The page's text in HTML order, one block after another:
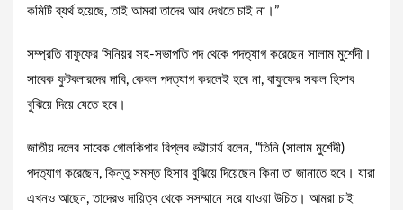
কমিটি ব্যর্থ হয়েছে, তাই আমরা তাদের আর দেখতে চাই না।”
সম্প্রতি বাফুফের সিনিয়র সহ-সভাপতি পদ থেকে পদত্যাগ করেছেন সালাম মুর্শেদী।
সাবেক ফুটবলারদের দাবি, কেবল পদত্যাগ করলেই হবে না, বাফুফের সকল হিসাব
বুঝিয়ে দিয়ে যেতে হবে।
জাতীয় দলের সাবেক গোলকিপার বিপ্লব ভট্টাচার্য বলেন, “তিনি (সালাম মুর্শেদী)
পদত্যাগ করেছেন, কিন্তু সমস্ত হিসাব বুঝিয়ে দিয়েছেন কিনা তা জানাতে হবে। যারা
এখনও আছেন, তাদেরও দায়িত্ব থেকে সসম্মানে সরে যাওয়া উচিত। আমরা চাই